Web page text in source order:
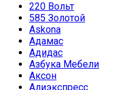
220 Вольт
585 Золотой
Askona
Адамас
Адидас
Азбука Мебели
Аксон
Алиэкспресс